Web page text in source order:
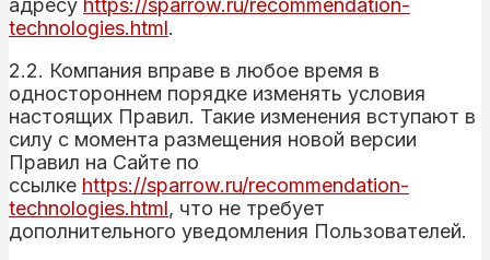
адресу https://sparrow.ru/recommendation-
technologies.html.
2.2. Компания вправе в любое время в
одностороннем порядке изменять условия
настоящих Правил. Такие изменения вступают в
силу с момента размещения новой версии
Правил на Сайте по
ссылке https://sparrow.ru/recommendation-
technologies.html, что не требует
дополнительного уведомления Пользователей.